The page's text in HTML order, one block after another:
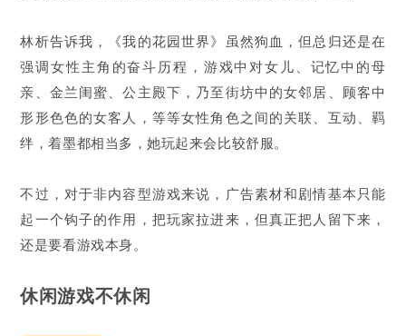
林析告诉我，《我的花园世界》虽然狗血，但总归还是在
强调女性主角的奋斗历程，游戏中对女儿、记忆中的母
亲、金兰闺蜜、公主殿下，乃至街坊中的女邻居、顾客中
形形色色的女客人，等等女性角色之间的关联、互动、羁
绊，着墨都相当多，她玩起来会比较舒服。
不过，对于非内容型游戏来说，广告素材和剧情基本只能
起一个钩子的作用，把玩家拉进来，但真正把人留下来，
还是要看游戏本身。
休闲游戏不休闲